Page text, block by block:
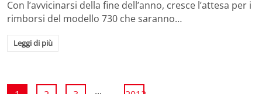
Con l’avvicinarsi della fine dell’anno, cresce l’attesa per i
rimborsi del modello 730 che saranno…
Leggi di più
...